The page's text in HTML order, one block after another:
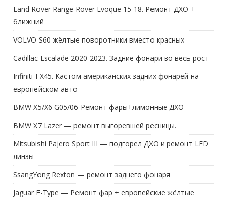
Land Rover Range Rover Evoque 15-18. Ремонт ДХО +
ближний
VOLVO S60 жёлтые поворотники вместо красных
Cadillac Escalade 2020-2023. Задние фонари во весь рост
Infiniti-FX45. Кастом американских задних фонарей на
европейском авто
BMW X5/X6 G05/06-Ремонт фары+лимонные ДХО
BMW X7 Lazer — ремонт выгоревшей ресницы.
Mitsubishi Pajero Sport III — подгорел ДХО и ремонт LED
линзы
SsangYong Rexton — ремонт заднего фонаря
Jaguar F-Type — Ремонт фар + европейские жёлтые